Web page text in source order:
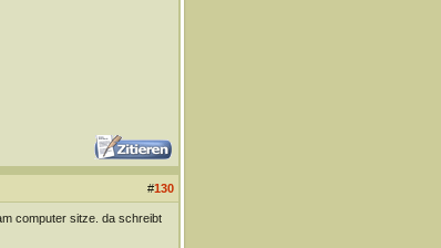
#130
computer sitze. da schreibt